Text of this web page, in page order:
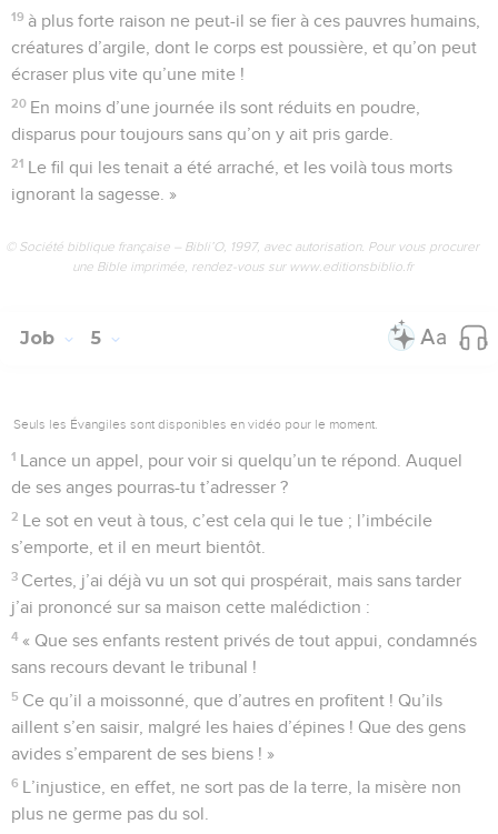
19 à plus forte raison ne peut-il se fier à ces pauvres humains,
créatures d’argile, dont le corps est poussière, et qu’on peut
écraser plus vite qu’une mite !
20 En moins d’une journée ils sont réduits en poudre,
disparus pour toujours sans qu’on y ait pris garde.
21 Le fil qui les tenait a été arraché, et les voilà tous morts
ignorant la sagesse. »
© Société biblique française – Bibli’O, 1997, avec autorisation. Pour vous procurer
une Bible imprimée, rendez-vous sur www.editionsbiblio.fr
Job 5
Seuls les Évangiles sont disponibles en vidéo pour le moment.
1 Lance un appel, pour voir si quelqu’un te répond. Auquel
de ses anges pourras-tu t’adresser ?
2 Le sot en veut à tous, c’est cela qui le tue ; l’imbécile
s’emporte, et il en meurt bientôt.
3 Certes, j’ai déjà vu un sot qui prospérait, mais sans tarder
j’ai prononcé sur sa maison cette malédiction :
4 « Que ses enfants restent privés de tout appui, condamnés
sans recours devant le tribunal !
5 Ce qu’il a moissonné, que d’autres en profitent ! Qu’ils
aillent s’en saisir, malgré les haies d’épines ! Que des gens
avides s’emparent de ses biens ! »
6 L’injustice, en effet, ne sort pas de la terre, la misère non
plus ne germe pas du sol.